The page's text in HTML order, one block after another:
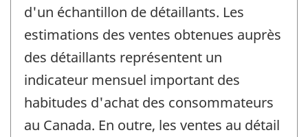
d'un échantillon de détaillants. Les
estimations des ventes obtenues auprès
des détaillants représentent un
indicateur mensuel important des
habitudes d'achat des consommateurs
au Canada. En outre, les ventes au détail